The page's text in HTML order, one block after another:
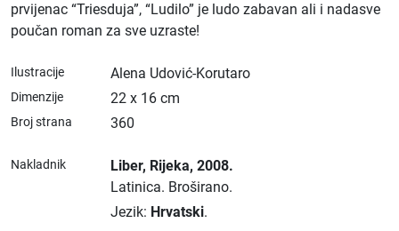
prvijenac “Triesduja”, “Ludilo” je ludo zabavan ali i nadasve
poučan roman za sve uzraste!
Ilustracije Alena Udović-Korutaro
Dimenzije 22 x 16 cm
Broj strana 360
Nakladnik Liber, Rijeka, 2008.
Latinica. Broširano.
Jezik: Hrvatski.